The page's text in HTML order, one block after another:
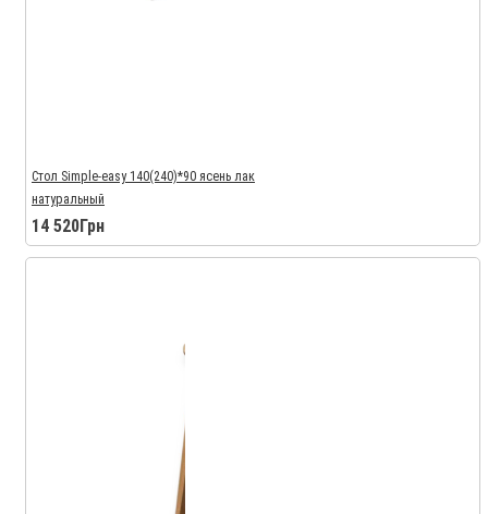
Стол Simple-easy 140(240)*90 ясень лак
натуральный
14 520Грн